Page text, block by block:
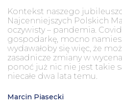
Kontekst naszego
Najcenniejszych Polskich
oczywisty – pandemia.
gospodarkę, mocno
wydawałoby się więc, że
zasadnicze zmiany w
ponoć już nic nie jest takie
niecałe dwa lata temu.
Marcin Piasecki